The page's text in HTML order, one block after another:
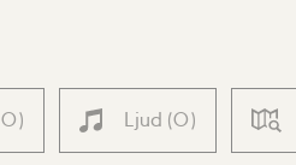
0) Ljud (0)